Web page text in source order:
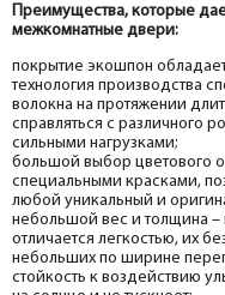
Преимущества, которые
межкомнатные двери:
покрытие экошпон
технология производства
волокна на протяжении
справляться с различного
сильными нагрузками;
большой выбор цветового
специальными красками,
любой уникальный и
небольшой вес и толщина –
отличается легкостью, их
небольших по ширине
стойкость к воздействию